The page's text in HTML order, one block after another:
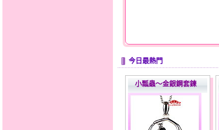
今日最熱門
小瓢蟲～金銀鋼套鍊